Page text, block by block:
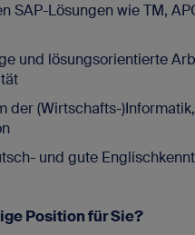
SAP-Lösungen wie TM,
und lösungsorientierte
der (Wirtschafts-
und gute
Position für Sie?